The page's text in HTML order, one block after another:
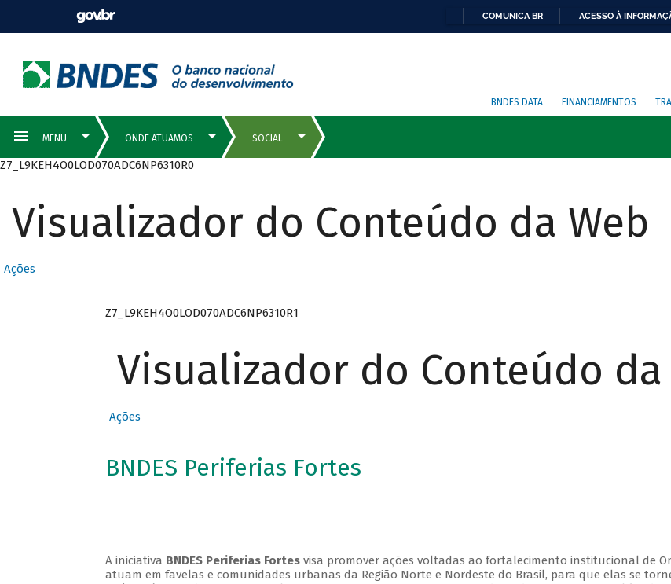
COMUNICA BR ACESSO À
BNDES DATA FINANCIAMENTOS
Z7_L9KEH4O0LOD070ADC6NP6310R0
Visualizador do Conteúdo da Web
Ações
Z7_L9KEH4O0LOD070ADC6NP6310R1
Visualizador do Conteúdo da
Ações
BNDES Periferias Fortes
A iniciativa BNDES Periferias Fortes visa promover ações voltadas ao fortalecimento institucional de
atuam em favelas e comunidades urbanas da Região Norte e Nordeste do Brasil, para que elas se